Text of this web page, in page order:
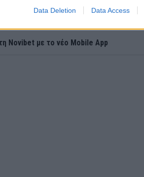
Data Deletion Data Access
Novibet με το νέο Mobile App